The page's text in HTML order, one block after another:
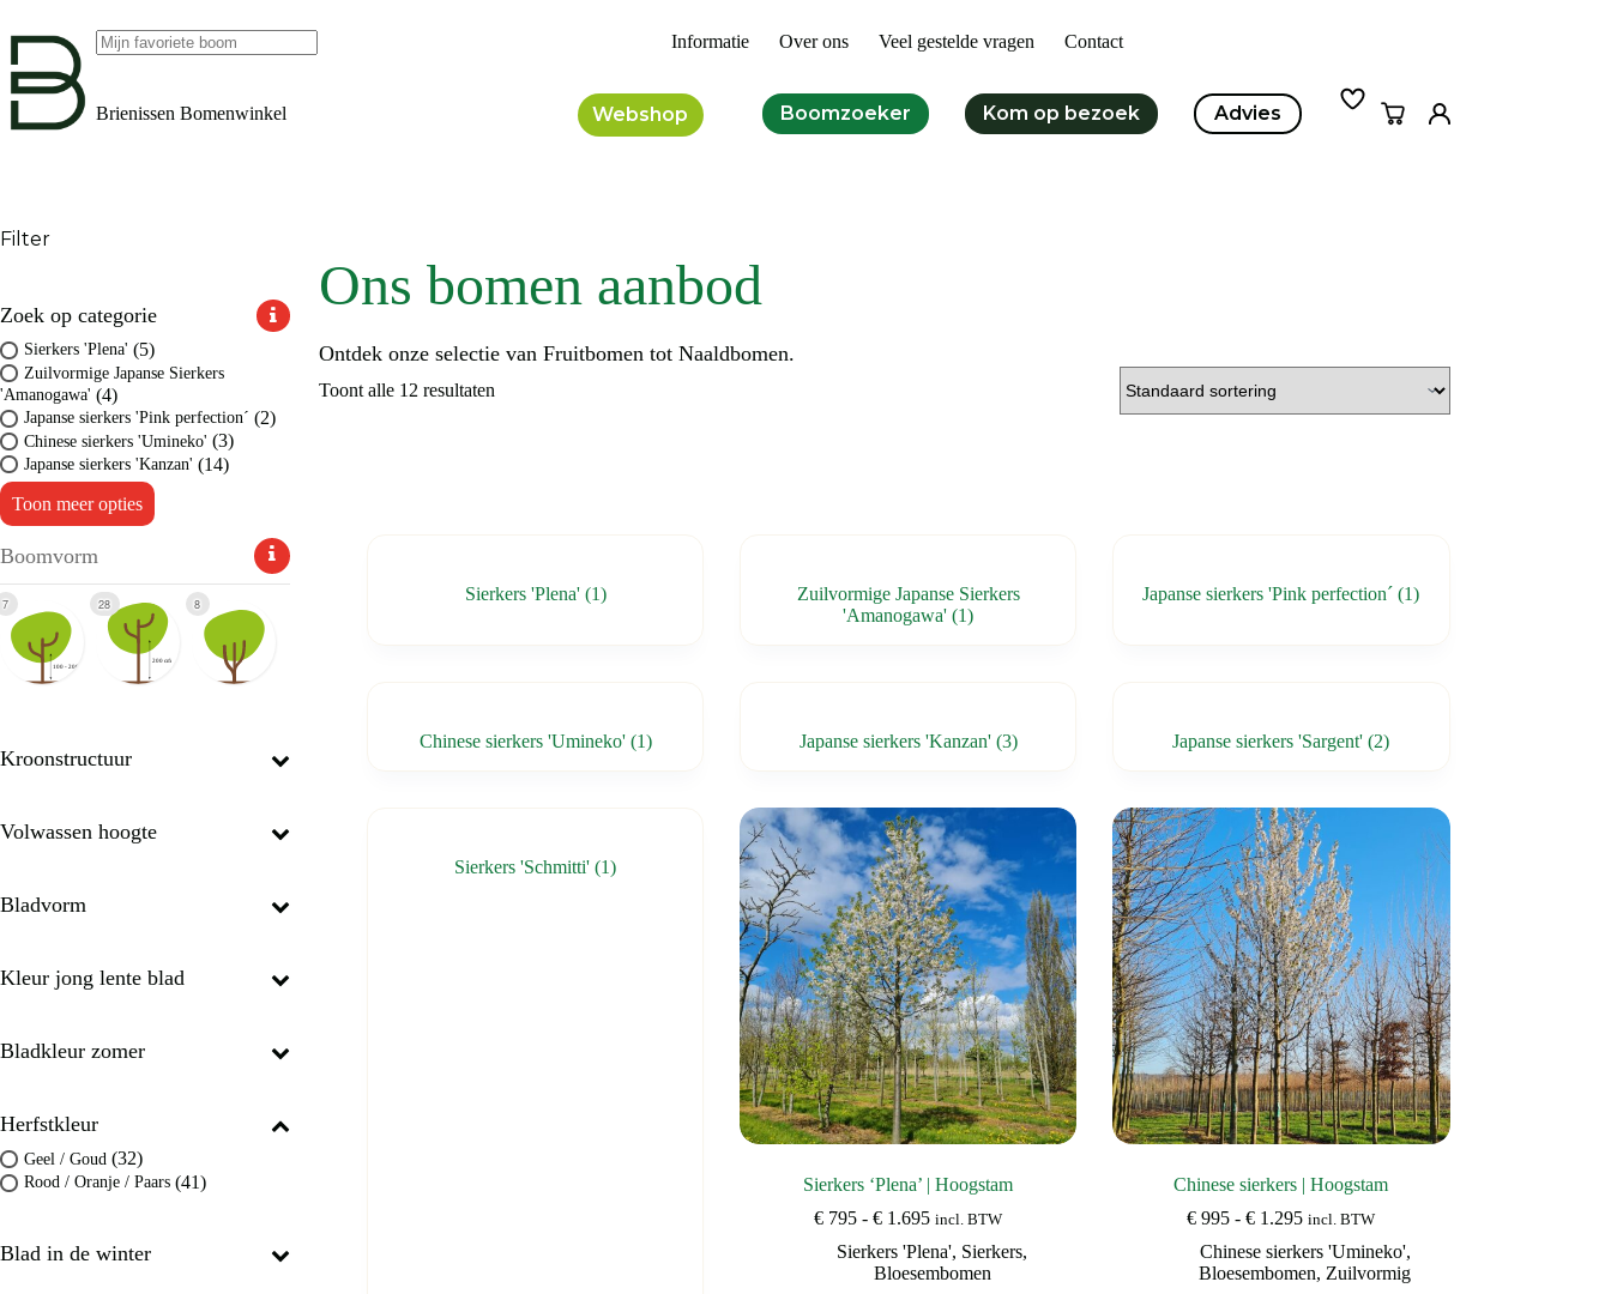
naar
inhoud
Informatie Over ons Veel gestelde vragen Contact
Brienissen Bomenwinkel Webshop Boomzoeker Kom op bezoek Advies Winkelwagen
Ons bomen aanbod
Ontdek onze selectie van Fruitbomen tot Naaldbomen.
Toont alle 12 resultaten
Sierkers 'Plena' (1)
Zuilvormige Japanse Sierkers
'Amanogawa'(1)
Japanse sierkers 'Pink perfection´(1)
Chinese sierkers 'Umineko' (1) Japanse sierkers 'Kanzan' (3) Japanse sierkers 'Sargent'(2)
Sierkers 'Schmitti'(1)
Sierkers ‘Plena’ | Hoogstam
€ 795 - € 1.695Prijsklasse:
tot
€ 1.695
incl. BTW
Sierkers 'Plena', Sierkers,
Bloesembomen
Chinese sierkers | Hoogstam
€ 995 - € 1.295Prijsklasse:
tot
€ 1.295
incl. BTW
Chinese sierkers 'Umineko',
Bloesembomen, Zuilvormig
Filter
Zoek op categorie
Sierkers 'Plena' (5)
Zuilvormige Japanse Sierkers
'Amanogawa' (4)
Japanse sierkers 'Pink perfection´ (2)
Chinese sierkers 'Umineko' (3)
Japanse sierkers 'Kanzan' (14)
Toon meer opties
Boomvorm
7 28 8
Kroonstructuur
Volwassen hoogte
Bladvorm
Kleur jong lente blad
Bladkleur zomer
Herfstkleur
Geel / Goud (32)
Rood / Oranje / Paars (41)
Blad in de winter